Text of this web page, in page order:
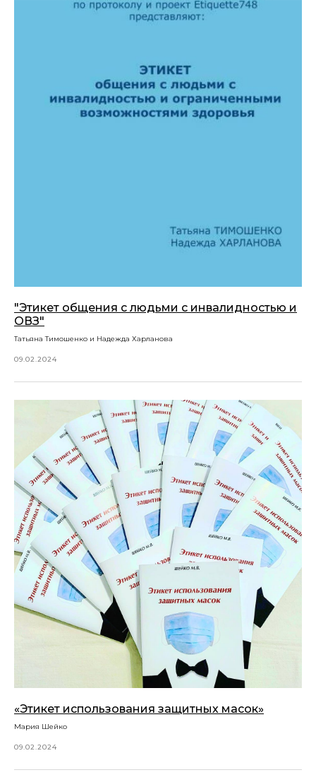
"Этикет общения с людьми с инвалидностью и
ОВЗ"
Татьяна Тимошенко и Надежда Харланова
09.02.2024
«Этикет использования защитных масок»
Мария Шейко
09.02.2024